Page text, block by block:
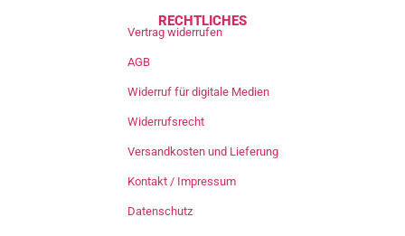
RECHTLICHES
Vertrag widerrufen
AGB
Widerruf für digitale Medien
Widerrufsrecht
Versandkosten und Lieferung
Kontakt / Impressum
Datenschutz